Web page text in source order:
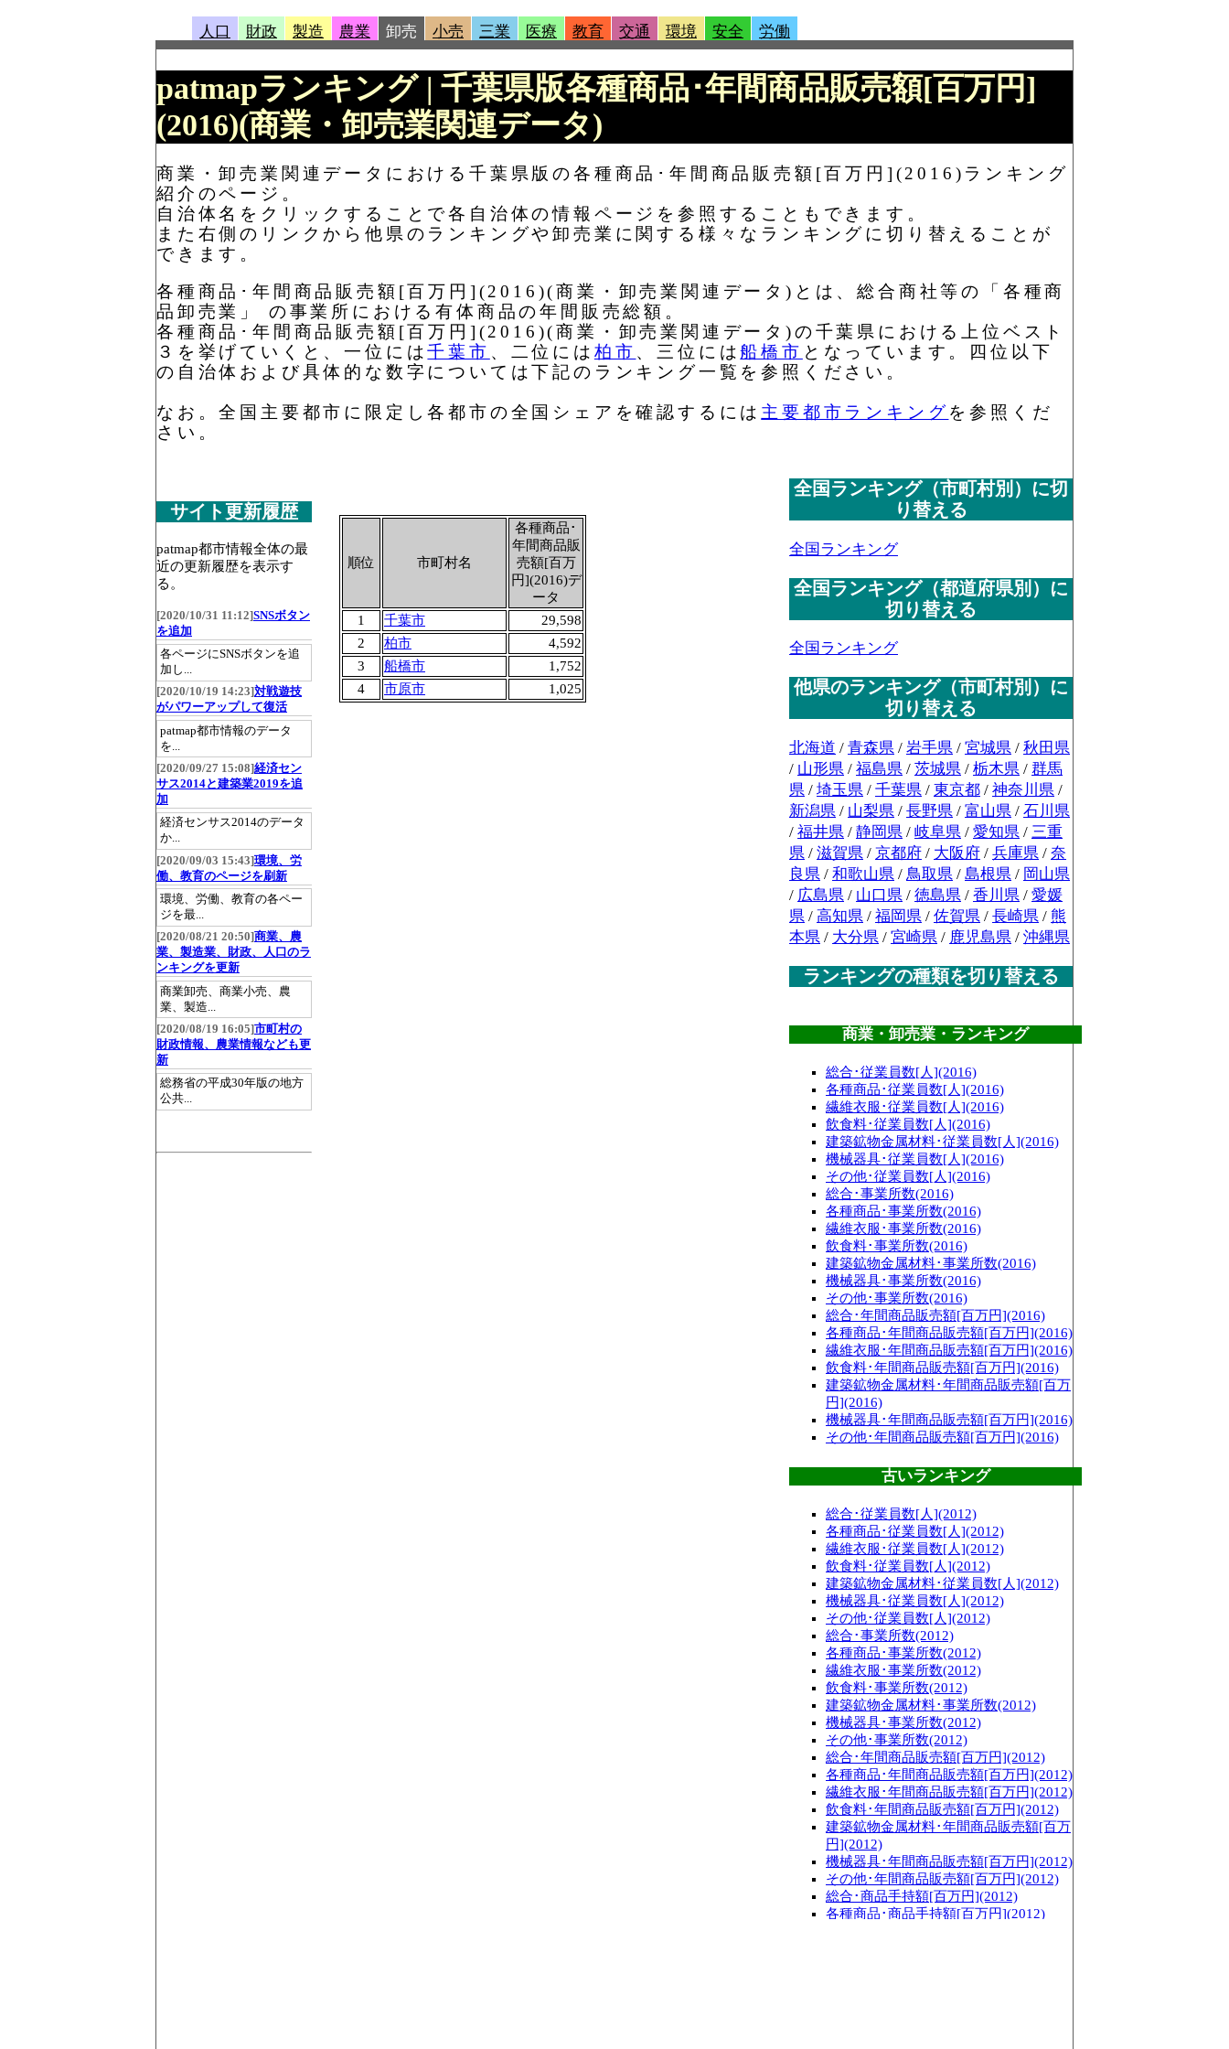
人口 財政 製造 農業 卸売 小売 三業 医療 教育 交通 環境 安全 労働
patmapランキング | 千葉県版各種商品･年間商品販売額[百万円]
(2016)(商業・卸売業関連データ)
商業・卸売業関連データにおける千葉県版の各種商品･年間商品販売額[百万円](2016)ランキング
紹介のページ。
自治体名をクリックすることで各自治体の情報ページを参照することもできます。
また右側のリンクから他県のランキングや卸売業に関する様々なランキングに切り替えることが
できます。
各種商品･年間商品販売額[百万円](2016)(商業・卸売業関連データ)とは、総合商社等の「各種商
品卸売業」 の事業所における有体商品の年間販売総額。
各種商品･年間商品販売額[百万円](2016)(商業・卸売業関連データ)の千葉県における上位ベスト
３を挙げていくと、一位には千葉市 、二位には 柏市 、三位には船橋市 となっています。四位以下
の自治体および具体的な数字については下記のランキング一覧を参照ください。
なお。全国主要都市に限定し各都市の全国シェアを確認するには 主要都市ランキングを参照くだ
さい。
順位 市町村名
各種商品･
年間商品販
売額[百万
円](2016)デ
ータ
1
千葉市
29,598
2
柏市
4,592
3
船橋市
1,752
4
市原市 1,025
サイト更新履歴
patmap都市情報全体の最
近の更新履歴を表示す
る。
[2020/10/31 11:12]SNSボタン
を追加
各ページにSNSボタンを追
加し...
[2020/10/19 14:23]対戦遊技
がパワーアップして復活
patmap都市情報のデータ
を...
[2020/09/27 15:08]経済セン
サス2014と建築業2019を追
加
経済センサス2014のデータ
か...
[2020/09/03 15:43]環境、労
働、教育のページを刷新
環境、労働、教育の各ペー
ジを最...
[2020/08/21 20:50]商業、農
業、製造業、財政、人口のラ
ンキングを更新
商業卸売、商業小売、農
業、製造...
[2020/08/19 16:05]市町村の
財政情報、農業情報なども更
新
総務省の平成30年版の地方
公共...
全国ランキング（市町村別）に切
り替える
全国ランキング
全国ランキング（都道府県別）に
切り替える
全国ランキング
他県のランキング（市町村別）に
切り替える
北海道 / 青森県 / 岩手県 / 宮城県 / 秋田県
/ 山形県 / 福島県 / 茨城県 / 栃木県 / 群馬
県 / 埼玉県 / 千葉県 / 東京都 / 神奈川県 /
新潟県 / 山梨県 / 長野県 / 富山県 / 石川県
/ 福井県 / 静岡県 / 岐阜県 / 愛知県 / 三重
県 / 滋賀県 / 京都府 / 大阪府 / 兵庫県 / 奈
良県 / 和歌山県 / 鳥取県 / 島根県 / 岡山県
/ 広島県 / 山口県 / 徳島県 / 香川県 / 愛媛
県 / 高知県 / 福岡県 / 佐賀県 / 長崎県 / 熊
本県 / 大分県 / 宮崎県 / 鹿児島県 / 沖縄県
ランキングの種類を切り替える
商業・卸売業・ランキング
総合･従業員数[人](2016)
各種商品･従業員数[人](2016)
繊維衣服･従業員数[人](2016)
飲食料･従業員数[人](2016)
建築鉱物金属材料･従業員数[人](2016)
機械器具･従業員数[人](2016)
その他･従業員数[人](2016)
総合･事業所数(2016)
各種商品･事業所数(2016)
繊維衣服･事業所数(2016)
飲食料･事業所数(2016)
建築鉱物金属材料･事業所数(2016)
機械器具･事業所数(2016)
その他･事業所数(2016)
総合･年間商品販売額[百万円](2016)
各種商品･年間商品販売額[百万円](2016)
繊維衣服･年間商品販売額[百万円](2016)
飲食料･年間商品販売額[百万円](2016)
建築鉱物金属材料･年間商品販売額[百万
円](2016)
機械器具･年間商品販売額[百万円](2016)
その他･年間商品販売額[百万円](2016)
古いランキング
総合･従業員数[人](2012)
各種商品･従業員数[人](2012)
繊維衣服･従業員数[人](2012)
飲食料･従業員数[人](2012)
建築鉱物金属材料･従業員数[人](2012)
機械器具･従業員数[人](2012)
その他･従業員数[人](2012)
総合･事業所数(2012)
各種商品･事業所数(2012)
繊維衣服･事業所数(2012)
飲食料･事業所数(2012)
建築鉱物金属材料･事業所数(2012)
機械器具･事業所数(2012)
その他･事業所数(2012)
総合･年間商品販売額[百万円](2012)
各種商品･年間商品販売額[百万円](2012)
繊維衣服･年間商品販売額[百万円](2012)
飲食料･年間商品販売額[百万円](2012)
建築鉱物金属材料･年間商品販売額[百万
円](2012)
機械器具･年間商品販売額[百万円](2012)
その他･年間商品販売額[百万円](2012)
総合･商品手持額[百万円](2012)
各種商品･商品手持額[百万円](2012)